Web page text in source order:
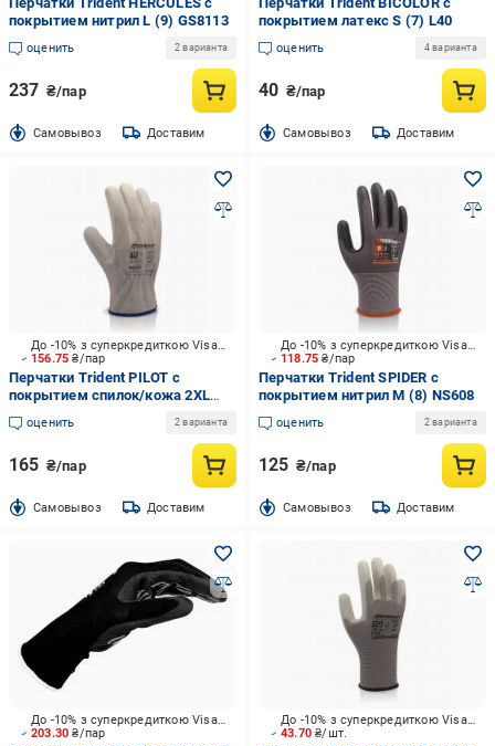
покрытием нитрил L (9) GS8113
оценить 2 варианта
237 ₴/пар
Cамовывоз Доставим
покрытием латекс S (7) L40
оценить 4 варианта
40 ₴/пар
Cамовывоз Доставим
156.75₴/пар
До -10% з суперкредиткою Visa Вигода
Перчатки Trident PILOT с
покрытием спилок/кожа 2XL
(11) 7611
оценить 2 варианта
165 ₴/пар
Cамовывоз Доставим
118.75₴/пар
До -10% з суперкредиткою Visa Вигода
Перчатки Trident SPIDER с
покрытием нитрил M (8) NS608
оценить 2 варианта
125 ₴/пар
Cамовывоз Доставим
203.30₴/пар
До -10% з суперкредиткою Visa Вигода
43.70₴/шт.
До -10% з суперкредиткою Visa Вигода